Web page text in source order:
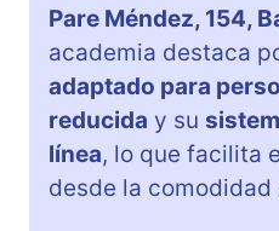
Pare Méndez, 154,
academia destaca
adaptado para
reducida y su
línea, lo que facilita
desde la comodidad